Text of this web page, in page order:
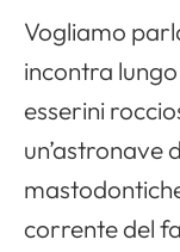
Vogliamo
incontra
esserini
un’astronave
corrente del